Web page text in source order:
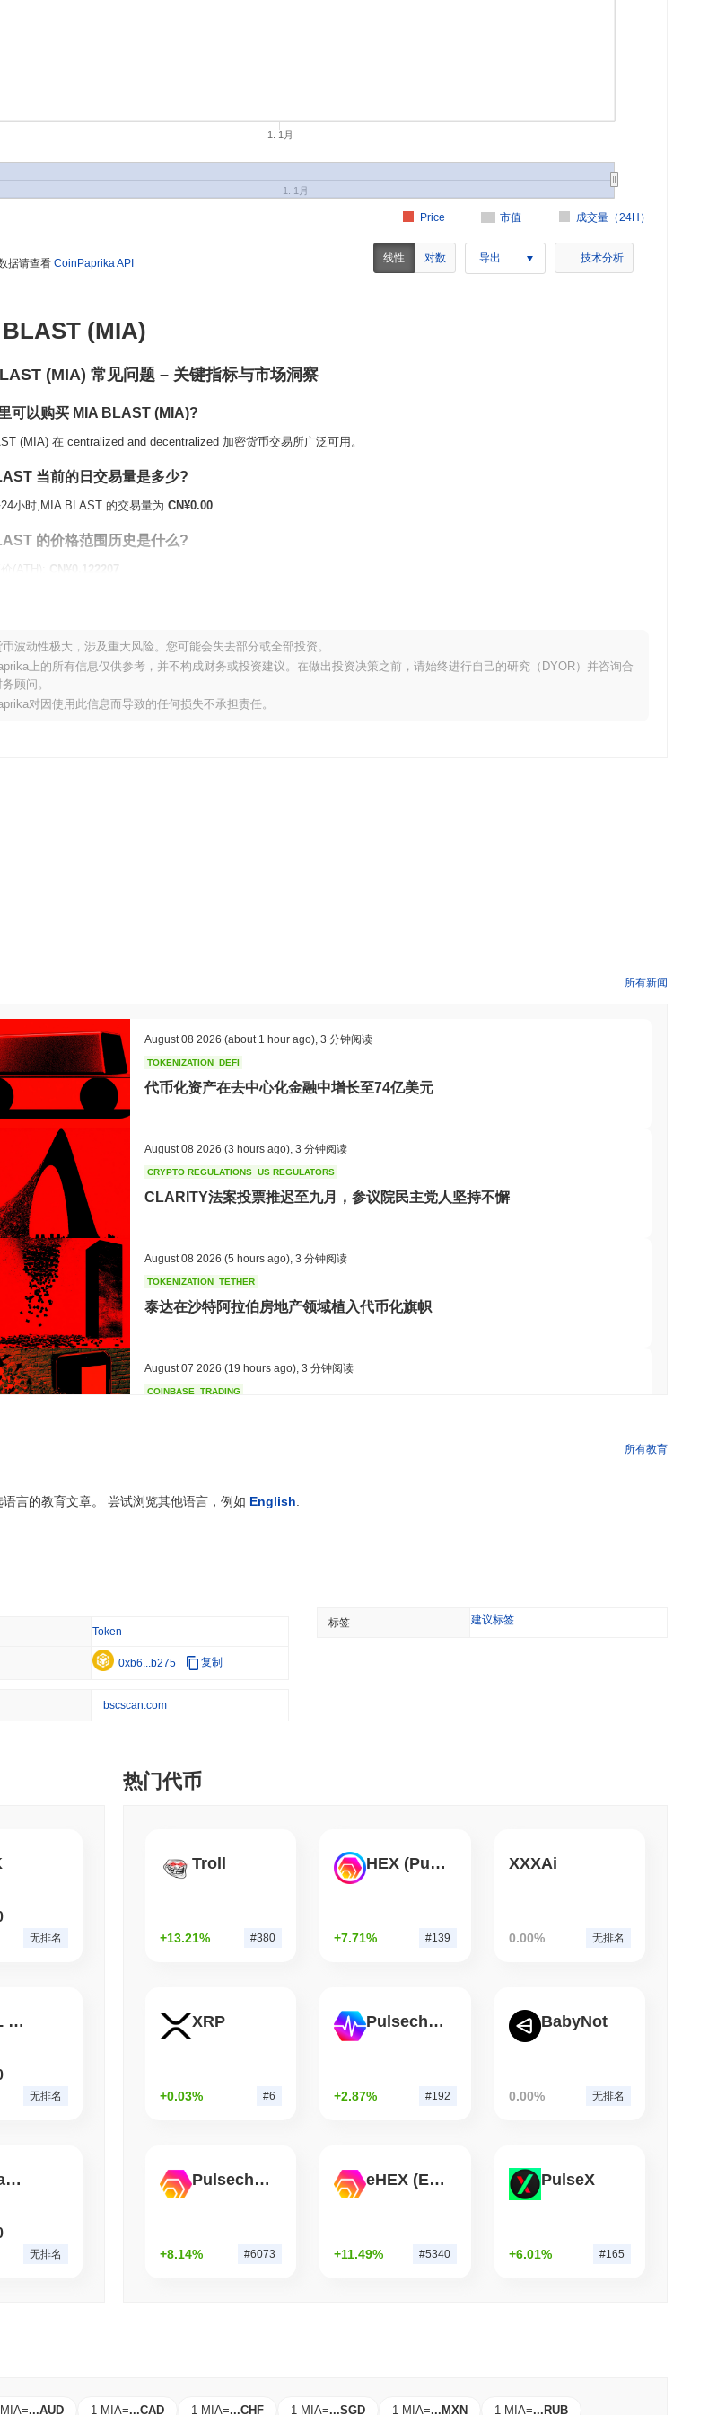
市值 成交量（24H）
Price
1. 1月
1. 1月
据请查看 CoinPaprika API 线性 对数 导出 技术分析
(MIA)
(MIA) 常见问题 – 关键指标与市场洞察
可以购买 MIA BLAST (MIA)?
(MIA) 在 centralized and decentralized 加密货币交易所广泛可用。
当前的日交易量是多少?
小时,MIA BLAST 的交易量为 CN¥0.00 .
的价格范围历史是什么?
(ATH):
CN¥0.122207
泛的加密市场相比,MIA BLAST 的表现如何?
里,MIA BLAST 上涨了
币波动性极大，涉及重大风险。您可能会失去部分或全部投资。
上的所有信息仅供参考，并不构成财务或投资建议。在做出投资决策之前，请始终进行自己的研究（DYOR）并咨询合
顾问。
对因使用此信息而导致的任何损失不承担责任。
所有新闻
August 08 2026 (about 1 hour ago) 3 分钟阅读
TOKENIZATION DEFI
代币化资产在去中心化金融中增长至74亿美元
August 08 2026 (3 hours ago) 3 分钟阅读
CRYPTO REGULATIONS US REGULATORS
CLARITY法案投票推迟至九月，参议院民主党人坚持不懈
August 08 2026 (5 hours ago) 3 分钟阅读
TOKENIZATION TETHER
泰达在沙特阿拉伯房地产领域植入代币化旗帜
August 07 2026 (19 hours ago) 3 分钟阅读
COINBASE TRADING
SEC ETFS
JPYC融资3800万美元，物流巨头AZ-COM Maruwa押注日元稳定币
BITCOIN HACKERS
August 06 2026(1 day ago) 3 分钟阅读
所有教育
语言的教育文章。 尝试浏览其他语言，例如 English
Token
0xb6...b275 复制
bscscan.com
标签 建议标签
无排名
U SELL U GAY
无排名
Sam Bankman-Fraud
无排名
热门代币
Troll
+13.21% #380
HEX (Pulsechain)
+7.71% #139
XXXAi
0.00% 无排名
XRP
+0.03% #6
Pulsechain
+2.87% #192
BabyNot
0.00% 无排名
Pulsechain Bridged HEX (Pulsechain)
+8.14% #6073
eHEX (Ethereum)
+11.49% #5340
PulseX
+6.01% #165
=...AUD 1 MIA=...CAD 1 MIA=...CHF 1 MIA=...SGD 1 MIA=...MXN 1 MIA=...RUB